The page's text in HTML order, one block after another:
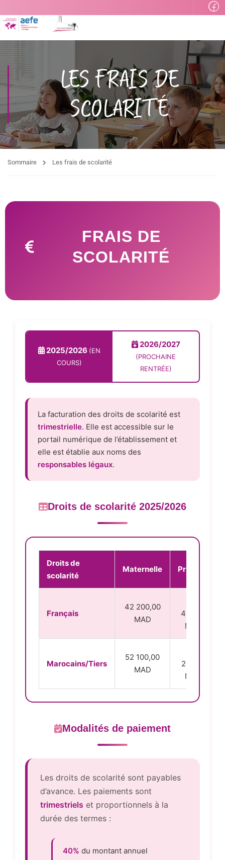
LES FRAIS DE
SCOLARITÉ
Sommaire Les frais de scolarité
FRAIS DE
SCOLARITÉ
2025/2026 (EN
COURS)
2026/2027
(PROCHAINE
RENTRÉE)
La facturation des droits de scolarité est
trimestrielle. Elle est accessible sur le
portail numérique de l’établissement et
elle est établie aux noms des
responsables légaux.
Droits de scolarité 2025/2026
Droits de
scolarité
Maternelle Primaire
Français
42 200,00
MAD
400,00
MAD
Marocains/Tiers
52 100,00
MAD
200,00
MAD
Modalités de paiement
Les droits de scolarité sont payables
d’avance. Les paiements sont
trimestriels et proportionnels à la
durée des termes :
40% du montant annuel